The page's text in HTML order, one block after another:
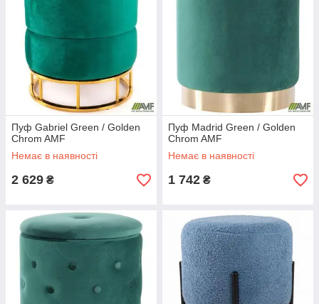
Пуф Gabriel Green / Golden
Chrom AMF
Немає в наявності
2 629 ₴
Пуф Madrid Green / Golden
Chrom AMF
Немає в наявності
1 742 ₴